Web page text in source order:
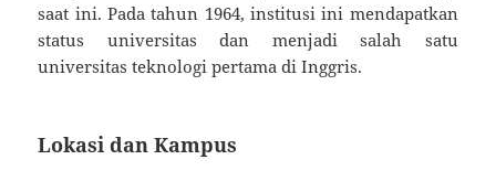
saat ini. Pada tahun 1964, institusi ini mendapatkan
status universitas dan menjadi salah satu
universitas teknologi pertama di Inggris.
Lokasi dan Kampus